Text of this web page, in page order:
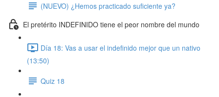
(NUEVO) ¿Hemos practicado suficiente ya?
El pretérito INDEFINIDO tiene el peor nombre del mundo
Día 18: Vas a usar el indefinido mejor que un nativo
(13:50)
Quiz 18